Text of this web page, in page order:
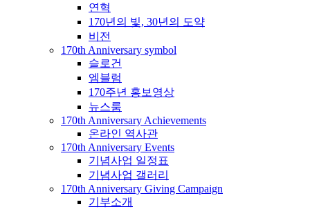
연혁
170년의 빛, 30년의 도약
비전
170th Anniversary symbol
슬로건
엠블럼
170주년 홍보영상
뉴스룸
170th Anniversary Achievements
온라인 역사관
170th Anniversary Events
기념사업 일정표
기념사업 갤러리
170th Anniversary Giving Campaign
기부소개